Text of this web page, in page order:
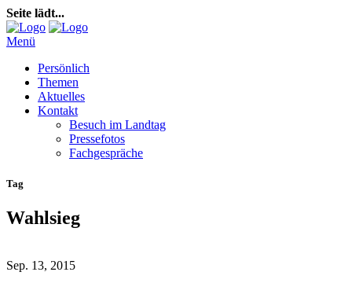
Seite lädt...
Menü
Persönlich
Themen
Aktuelles
Kontakt
Besuch im Landtag
Pressefotos
Fachgespräche
Tag
Wahlsieg
Sep. 13, 2015